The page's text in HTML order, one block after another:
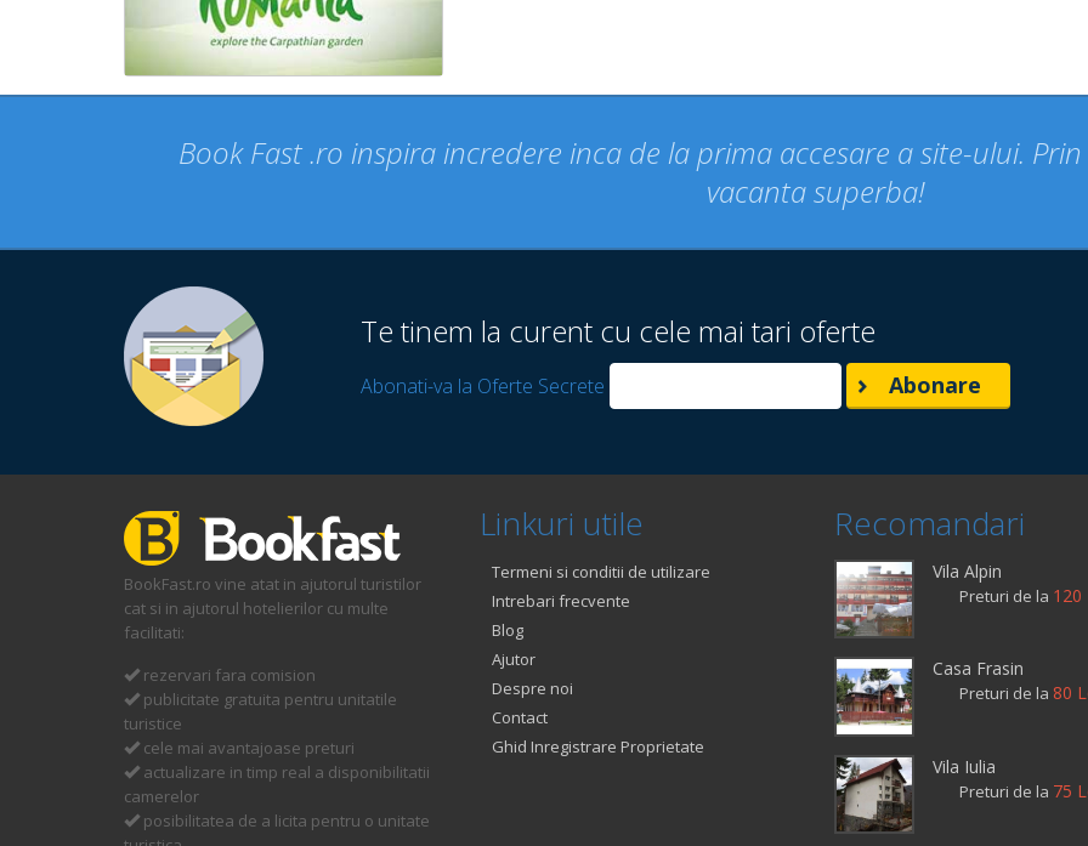
Book Fast .ro inspira incredere inca de la prima accesare a site-ului.
vacanta superba!
Te tinem la curent cu cele mai tari oferte
Abonati-va la Oferte Secrete
BookFast.ro vine atat in ajutorul turistilor
cat si in ajutorul hotelierilor cu multe
facilitati:
rezervari fara comision
publicitate gratuita pentru unitatile
turistice
cele mai avantajoase preturi
actualizare in timp real a disponibilitatii
camerelor
posibilitatea de a licita pentru o unitate
Linkuri utile
Termeni si conditii de utilizare
Intrebari frecvente
Blog
Ajutor
Despre noi
Contact
Ghid Inregistrare Proprietate
Recomandari
Vila Alpin
Preturi de la 120
Casa Frasin
Preturi de la 80
Vila Iulia
Preturi de la 75